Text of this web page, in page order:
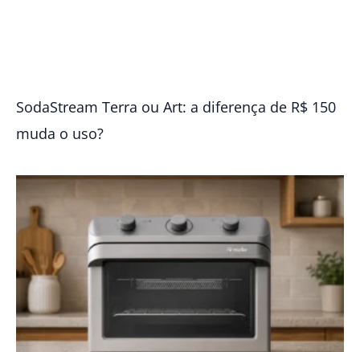
SodaStream Terra ou Art: a diferença de R$ 150
muda o uso?